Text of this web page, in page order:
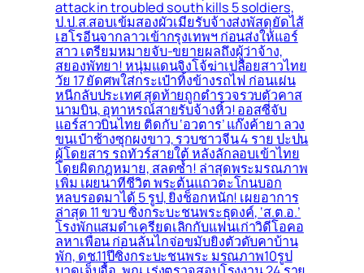
attack in troubled south kills 5 soldiers,
ป.ป.ส.สอบเข้มสองผัวเมียรับจ้างส่งพัสดุยัดไส้
เฮโรอีนจากลาวเข้ากรุงเทพฯ ก่อนส่งให้แอร์
สาว เตรียมหมายจับ-ขยายผลถึงผู้ว่าจ้าง,
สยองพัทยา! หนุ่มแดนจิงโจ้ฆ่าเปลือยสาวไทย
วัย 17 ยัดศพใส่กระเป๋าทิ้งข้างรถไฟ ก่อนเผ่น
หนีกลับประเทศ สุดท้ายถูกตำรวจรวบตัวคาส
นามบิน, อุทาหรณ์สายรับจ้างหิ้ว! ออสซี่จับ
แอร์สาวบินไทย ติดกับ ‘อวตาร’ แก๊งค้ายา ลวง
ขนเป๋าช้างซุกผงขาว, รวบชาวจีน 4 ราย ปะปน
ผู้โดยสาร รถทัวร์สายใต้ หลังลักลอบเข้าไทย
โดยผิดกฎหมาย, สลดซ้ำ! ล่าสุดพระมรณภาพ
เพิ่ม เผยนาทีชีวิต พระต้นแถวตะโกนบอก
หลบรอดมาได้ 5 รูป, ยิ่งช็อกหนัก! เผยอาการ
ล่าสุด 11 ขวบ ซิ่งกระบะชนพระธุดงค์, ‘ส.ต.อ.’
โรงพักแสมดำเครียดเลิกกับแฟนเก่าวิดีโอคอ
ลหาเพื่อน ก่อนลั่นไกจ่อขมับยิงตัวดับคาบ้าน
พัก, ดช.11ปีซิ่งกระบะชนพระ มรณภาพ10รูป